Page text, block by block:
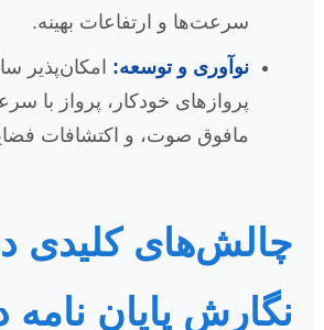
سرعت‌ها و ارتفاعات بهینه.
نوآوری و توسعه: امکان‌پذیر
پروازهای خودکار، پرواز با
مافوق صوت، و اکتشافات
چالش‌های کلیدی
نگارش پایان نامه